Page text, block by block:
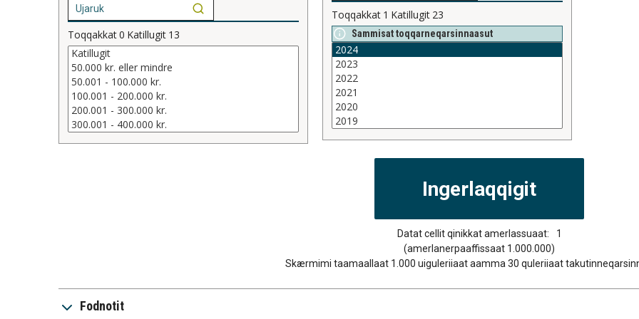
Toqqakkat0 Katillugit 13
Toqqakkat 1 Katillugit 23
Sammisat toqqarneqarsinnaasut
Datat cellit qinikkat amerlassuaat:
1
(amerlanerpaaffissaat 1.000.000)
Skærmimi taamaallaat 1.000 uiguleriiaat aamma 30 quleriiaat
Fodnotit